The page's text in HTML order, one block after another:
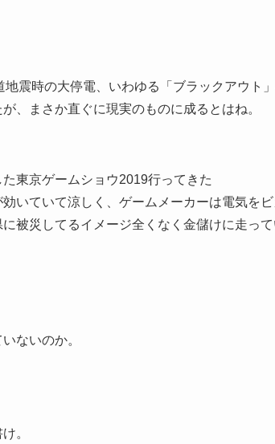
震時の大停電、いわゆる「ブラックアウト
、まさか直ぐに現実のものに成るとはね。
東京ゲームショウ2019行ってきた
いていて涼しく、ゲームメーカーは電気を
被災してるイメージ全くなく金儲けに走っ
ないのか。
。